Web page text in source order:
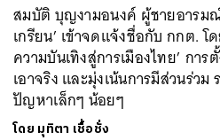
สมบัติ บุญงามอนงค์ ผู้ชายอารม
เกรียน’ เข้าจดแจ้งชื่อกับ กกต. โ
ความบันเทิงสู่การเมืองไทย’ กา
เอาจริง และมุ่งเน้นการมีส่วนร่วม
ปัญหาเล็กๆ น้อยๆ
โดย มุทิตา เชื้อชั่ง